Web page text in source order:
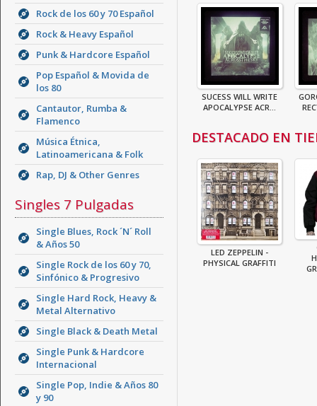
Rock de los 60 y 70 Español
Rock & Heavy Español
Punk & Hardcore Español
Pop Español & Movida de
los 80
Cantautor, Rumba &
Flamenco
Música Étnica,
Latinoamericana & Folk
Rap, DJ & Other Genres
Singles 7 Pulgadas
Single Blues, Rock ´N´ Roll
& Años 50
Single Rock de los 60 y 70,
Sinfónico & Progresivo
Single Hard Rock, Heavy &
Metal Alternativo
Single Black & Death Metal
Single Punk & Hardcore
Internacional
Single Pop, Indie & Años 80
y 90
SUCESS WILL WRITE
APOCALYPSE ACR...
DESTACADO EN
LED ZEPPELIN -
PHYSICAL GRAFFITI